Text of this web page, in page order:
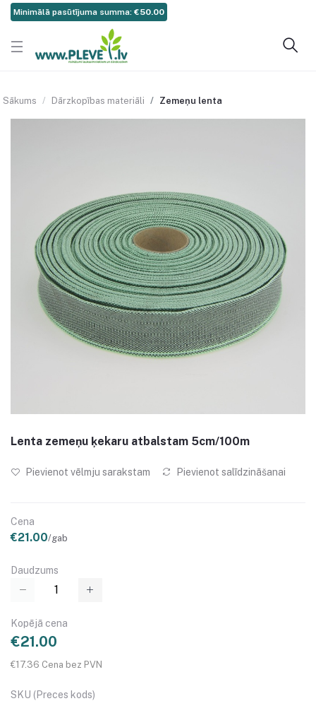
Minimālā pasūtījuma summa: €50.00
Sākums Dārzkopības materiāli Zemeņu lenta
Lenta zemeņu ķekaru atbalstam 5cm/100m
Pievienot vēlmju sarakstam Pievienot salīdzināšanai
Cena
€21.00/gab
Daudzums
Kopējā cena
€21.00
€17.36 Cena bez PVN
SKU (Preces kods)